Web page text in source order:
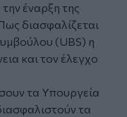
έναρξη της
διασφαλίζεται
(UBS) η
και τον έλεγχο
τα Υπουργεία
τα